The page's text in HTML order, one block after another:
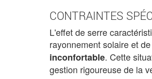
CONTRAINTES
L'effet de serre
rayonnement solaire et
inconfortable. Cette
gestion rigoureuse de la